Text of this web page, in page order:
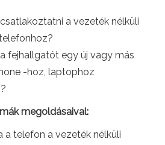
a vezeték nélküli
fejhallgatót egy új vagy más
-hoz, laptophoz
megoldásaival:
a telefon a vezeték nélküli